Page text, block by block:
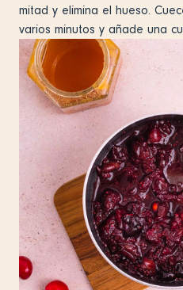
mitad y elimina el hueso.
varios minutos y añade una